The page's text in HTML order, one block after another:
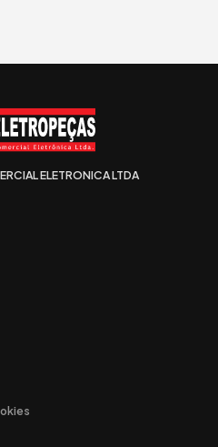
ELETRONICA LTDA